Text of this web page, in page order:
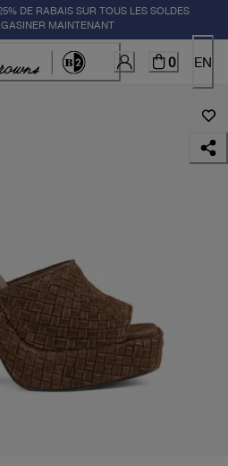
DE RABAIS SUR TOUS LES SOLDES
MAINTENANT
0 EN